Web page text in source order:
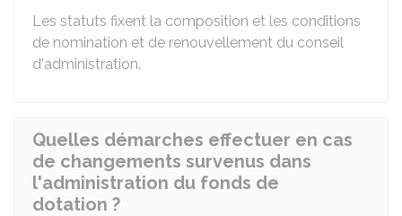
Les statuts fixent la composition et les conditions
de nomination et de renouvellement du conseil
d'administration.
Quelles démarches effectuer en cas
de changements survenus dans
l'administration du fonds de
dotation ?